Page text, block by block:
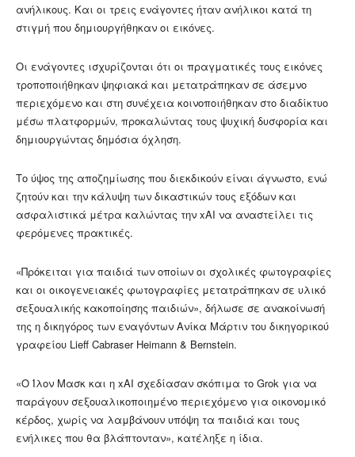
ανήλικους. Και οι τρεις ενάγοντες ήταν ανήλικοι κατά τη
στιγμή που δημιουργήθηκαν οι εικόνες.
Οι ενάγοντες ισχυρίζονται ότι οι πραγματικές τους εικόνες
τροποποιήθηκαν ψηφιακά και μετατράπηκαν σε άσεμνο
περιεχόμενο και στη συνέχεια κοινοποιήθηκαν στο διαδίκτυο
μέσω πλατφορμών, προκαλώντας τους ψυχική δυσφορία και
δημιουργώντας δημόσια όχληση.
Το ύψος της αποζημίωσης που διεκδικούν είναι άγνωστο, ενώ
ζητούν και την κάλυψη των δικαστικών τους εξόδων και
ασφαλιστικά μέτρα καλώντας την xAI να αναστείλει τις
φερόμενες πρακτικές.
«Πρόκειται για παιδιά των οποίων οι σχολικές φωτογραφίες
και οι οικογενειακές φωτογραφίες μετατράπηκαν σε υλικό
σεξουαλικής κακοποίησης παιδιών», δήλωσε σε ανακοίνωσή
της η δικηγόρος των εναγόντων Ανίκα Μάρτιν του δικηγορικού
γραφείου Lieff Cabraser Heimann & Bernstein.
«Ο Ίλον Μασκ και η xAI σχεδίασαν σκόπιμα το Grok για να
παράγουν σεξουαλικοποιημένο περιεχόμενο για οικονομικό
κέρδος, χωρίς να λαμβάνουν υπόψη τα παιδιά και τους
ενήλικες που θα βλάπτονταν», κατέληξε η ίδια.